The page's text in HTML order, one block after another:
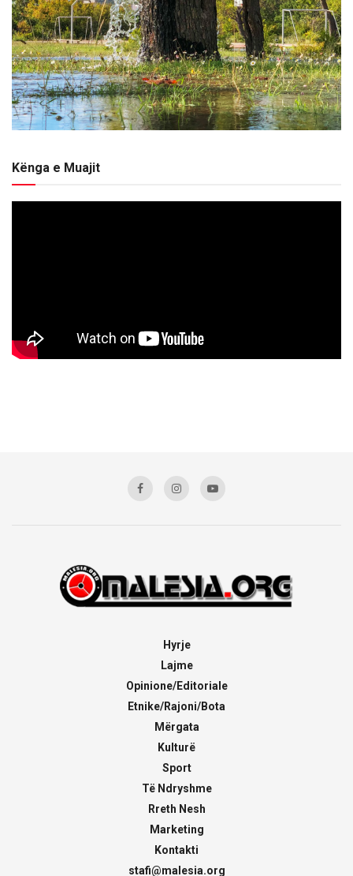
Kënga e Muajit
Hyrje
Lajme
Opinione/Editoriale
Etnike/Rajoni/Bota
Mërgata
Kulturë
Sport
Të Ndryshme
Rreth Nesh
Marketing
Kontakti
stafi@malesia.org